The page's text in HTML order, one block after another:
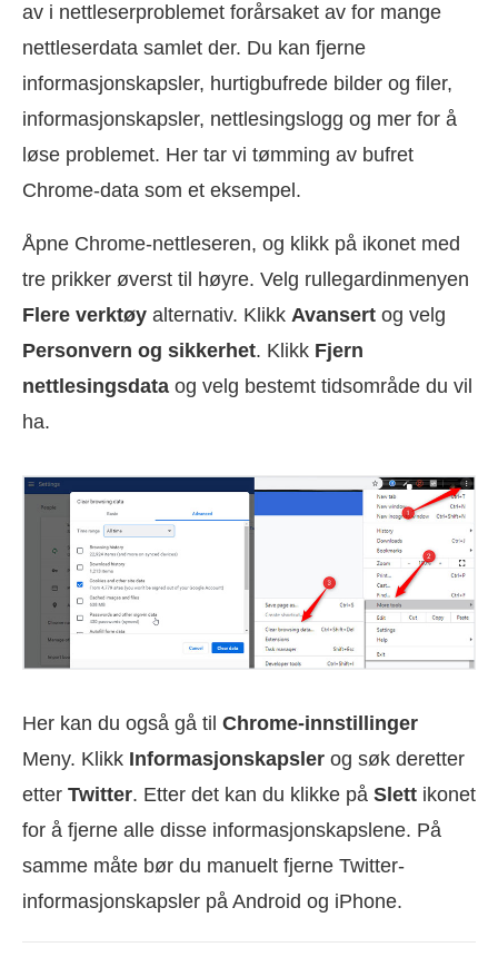
av i nettleserproblemet forårsaket av for mange
nettleserdata samlet der. Du kan fjerne
informasjonskapsler, hurtigbufrede bilder og filer,
informasjonskapsler, nettlesingslogg og mer for å
løse problemet. Her tar vi tømming av bufret
Chrome-data som et eksempel.
Åpne Chrome-nettleseren, og klikk på ikonet med
tre prikker øverst til høyre. Velg rullegardinmenyen
Flere verktøy alternativ. Klikk Avansert og velg
Personvern og sikkerhet. Klikk Fjern
nettlesingsdata og velg bestemt tidsområde du vil
ha.
Her kan du også gå til Chrome-innstillinger
Meny. Klikk Informasjonskapsler og søk deretter
etter Twitter. Etter det kan du klikke på Slett ikonet
for å fjerne alle disse informasjonskapslene. På
samme måte bør du manuelt fjerne Twitter-
informasjonskapsler på Android og iPhone.